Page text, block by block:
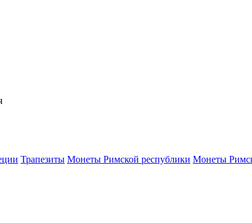
Трапезиты Монеты Римской республики Монеты